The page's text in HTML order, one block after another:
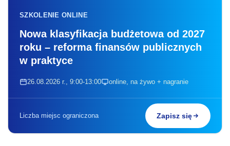
SZKOLENIE ONLINE
Nowa klasyfikacja budżetowa od 2027
roku – reforma finansów publicznych
w praktyce
26.08.2026 r., 9:00-13:00 online, na żywo + nagranie
Liczba miejsc ograniczona Zapisz się